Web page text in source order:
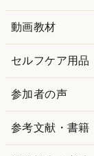
動画教材
セルフケア用品
参加者の声
参考文献・書籍